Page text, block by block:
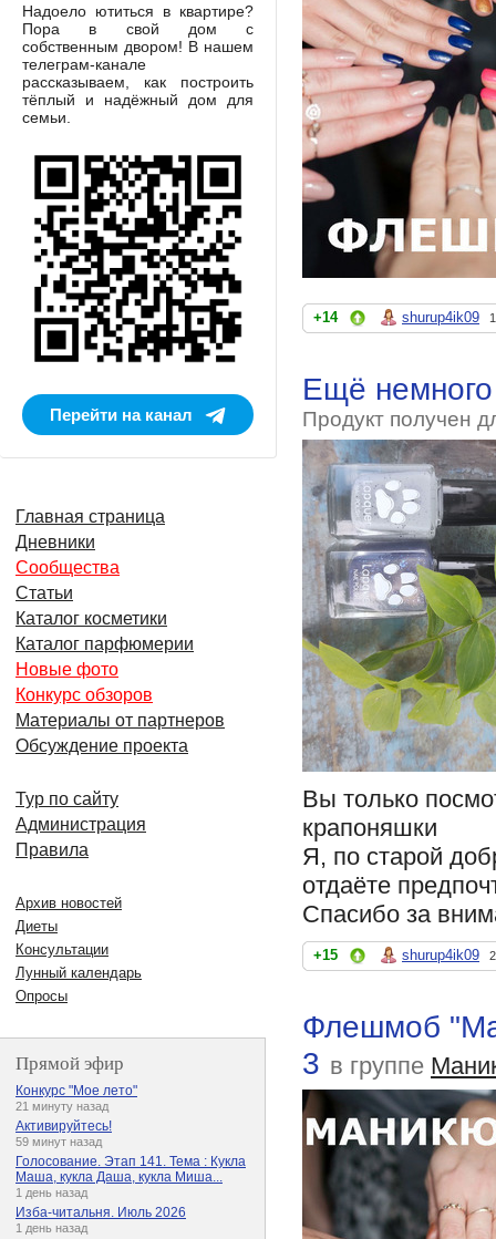
+14 shurup4ik09
Ещё
Продукт получен
Вы только
крапоняшки
Я, по старой
отдаёте
Спасибо за
+15 shurup4ik09
Флешмоб
3 в группе
Надоело ютиться в квартире?
Пора в свой дом с
собственным двором! В нашем
телеграм-канале
рассказываем, как построить
тёплый и надёжный дом для
семьи.
Перейти на канал
Главная страница
Дневники
Сообщества
Статьи
Каталог косметики
Каталог парфюмерии
Новые фото
Конкурс обзоров
Материалы от партнеров
Обсуждение проекта
Тур по сайту
Администрация
Правила
Архив новостей
Диеты
Консультации
Лунный календарь
Опросы
Прямой эфир
Конкурс "Мое лето"
21 минуту назад
Активируйтесь!
59 минут назад
Голосование. Этап 141. Тема : Кукла
Маша, кукла Даша, кукла Миша...
1 день назад
Изба-читальня. Июль 2026
1 день назад